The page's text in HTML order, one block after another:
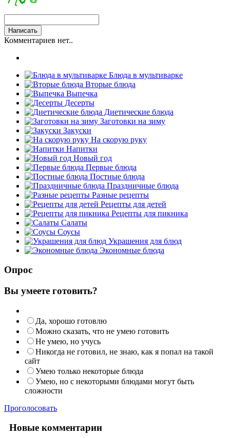
Комментариев нет..
Блюда в мультиварке
Вторые блюда
Выпечка
Десерты
Диетические блюда
Заготовки на зиму
Закуски
На скорую руку
Напитки
Новый год
Первые блюда
Постные блюда
Праздничные блюда
Разные рецепты
Рецепты для детей
Рецепты для пикника
Салаты
Соусы
Украшения для блюд
Экономные блюда
Опрос
Вы умеете готовить?
Да, хорошо готовлю
Можно сказать, что не умею готовить
Не умею, но учусь
Никогда не готовил, не знаю, как я попал на такой
сайт
Умею только некоторые блюда
Умею, но с некоторыми блюдами могут быть
сложности
Проголосовать
Новые комментарии